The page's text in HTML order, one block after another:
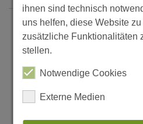
Bad Muskau,
Fürst
seinen
ihnen sind technisch
uns helfen, diese Website
zusätzliche Funktionalitäten
stellen.
Notwendige Cookies
Externe Medien